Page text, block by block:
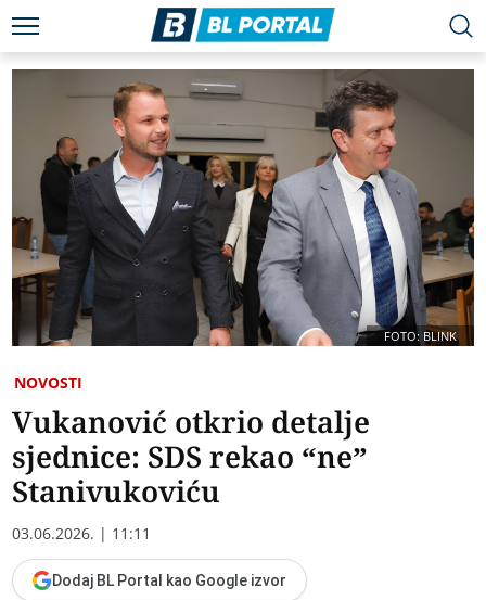
FOTO: BLINK
NOVOSTI
Vukanović otkrio detalje
sjednice: SDS rekao “ne”
Stanivukoviću
03.06.2026. | 11:11
Dodaj BL Portal kao Google izvor